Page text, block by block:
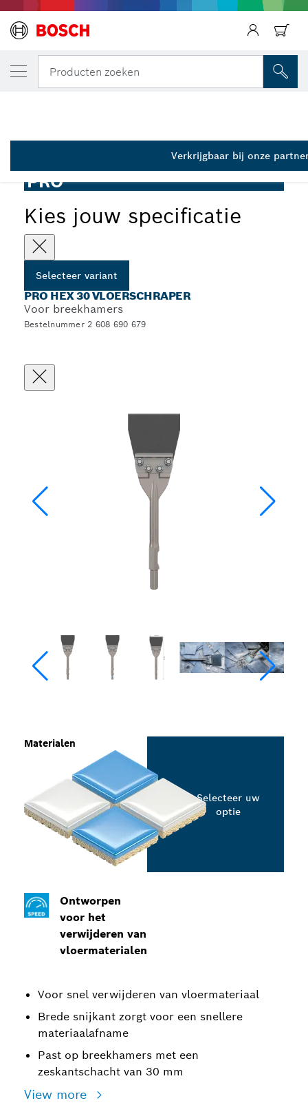
Producten zoeken
PRO
Kies jouw specificatie
Selecteer variant
PRO HEX 30 VLOERSCHRAPER
Voor breekhamers
Bestelnummer 2 608 690 679
Ontworpen
voor het
verwijderen van
vloermaterialen
Voor snel verwijderen van vloermateriaal
Brede snijkant zorgt voor een snellere
materiaalafname
Past op breekhamers met een
zeskantschacht van 30 mm
View more
Materialen
Selecteer uw
optie
JOUW GESELECTEERDE VARIANT
PRO HEX 30 vloerschraper, 152 x 510 mm
2 608 690 679
Verkrijgbaar bij onze